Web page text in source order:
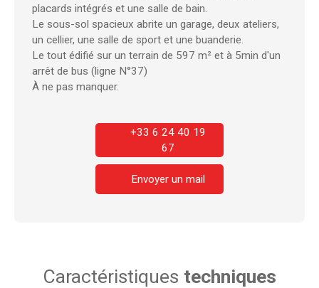
placards intégrés et une salle de bain.
Le sous-sol spacieux abrite un garage, deux ateliers,
un cellier, une salle de sport et une buanderie.
Le tout édifié sur un terrain de 597 m² et à 5min d'un
arrêt de bus (ligne N°37)
À ne pas manquer.
+33 6 24 40 19
67
Envoyer un mail
Caractéristiques techniques